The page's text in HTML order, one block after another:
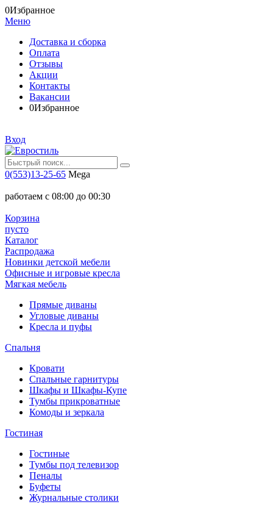
0Избранное
Меню
Доставка и сборка
Оплата
Отзывы
Акции
Контакты
Вакансии
0Избранное
Вход
0(553)13-25-65 Mega
работаем с 08:00 до 00:30
Корзина
пусто
Каталог
Распродажа
Новинки детской мебели
Офисные и игровые кресла
Мягкая мебель
Прямые диваны
Угловые диваны
Кресла и пуфы
Спальня
Кровати
Спальные гарнитуры
Шкафы и Шкафы-Купе
Тумбы прикроватные
Комоды и зеркала
Гостиная
Гостиные
Тумбы под телевизор
Пеналы
Буфеты
Журнальные столики